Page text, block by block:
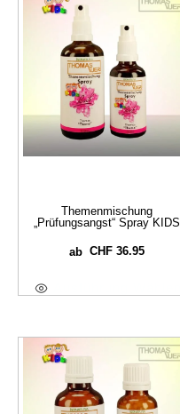
Themenmischung
„Prüfungsangst“ Spray KIDS
abCHF 36.95